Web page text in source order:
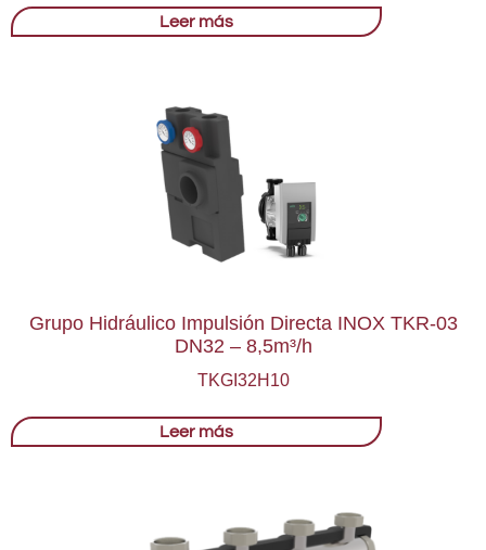
Leer más
Grupo Hidráulico Impulsión Directa INOX TKR-03
DN32 – 8,5m³/h
TKGI32H10
Leer más